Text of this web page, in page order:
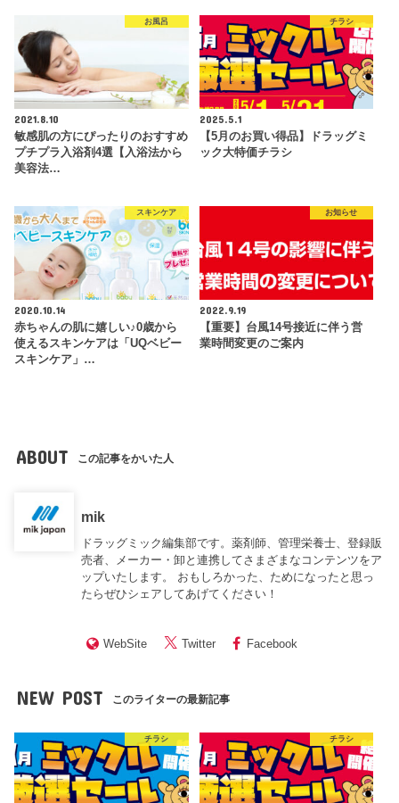
お風呂
2021.8.10
敏感肌の方にぴったりのおすすめ
プチプラ入浴剤4選【入浴法から
美容法…
チラシ
2025.5.1
【5月のお買い得品】ドラッグミ
ック大特価チラシ
スキンケア
2020.10.14
赤ちゃんの肌に嬉しい♪0歳から
使えるスキンケアは「UQベビー
スキンケア」…
お知らせ
2022.9.19
【重要】台風14号接近に伴う営
業時間変更のご案内
ABOUT この記事をかいた人
mik
ドラッグミック編集部です。薬剤師、管理栄養士、登録販
売者、メーカー・卸と連携してさまざまなコンテンツをア
ップいたします。 おもしろかった、ためになったと思っ
たらぜひシェアしてあげてください！
WebSite Twitter Facebook
NEW POST このライターの最新記事
チラシ チラシ